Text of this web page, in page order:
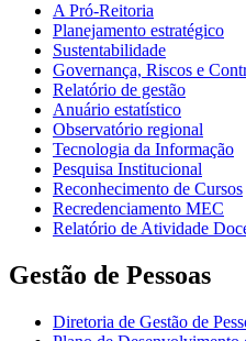
A Pró-Reitoria
Planejamento estratégico
Sustentabilidade
Governança, Riscos e
Relatório de gestão
Anuário estatístico
Observatório regional
Tecnologia da Informação
Pesquisa Institucional
Reconhecimento de Cursos
Recredenciamento MEC
Relatório de Atividade
Gestão de Pessoas
Diretoria de Gestão de